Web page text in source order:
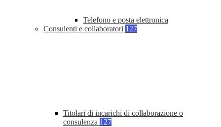
Telefono e posta elettronica
Consulenti e collaboratori 127
Titolari di incarichi di collaborazione o
consulenza 127